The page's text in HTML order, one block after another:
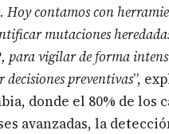
Hoy contamos con
mutaciones
para vigilar de forma
decisiones preventivas”,
donde el 80% de los
avanzadas, la